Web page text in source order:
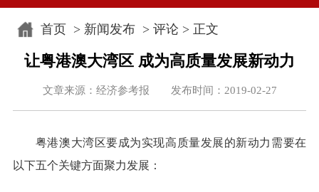
首页> 新闻发布> 评论 > 正文
让粤港澳大湾区 成为高质量发展新动力
文章来源：经济参考报 发布时间：2019-02-27
粤港澳大湾区要成为实现高质量发展的新动力需要在
以下五个关键方面聚力发展：